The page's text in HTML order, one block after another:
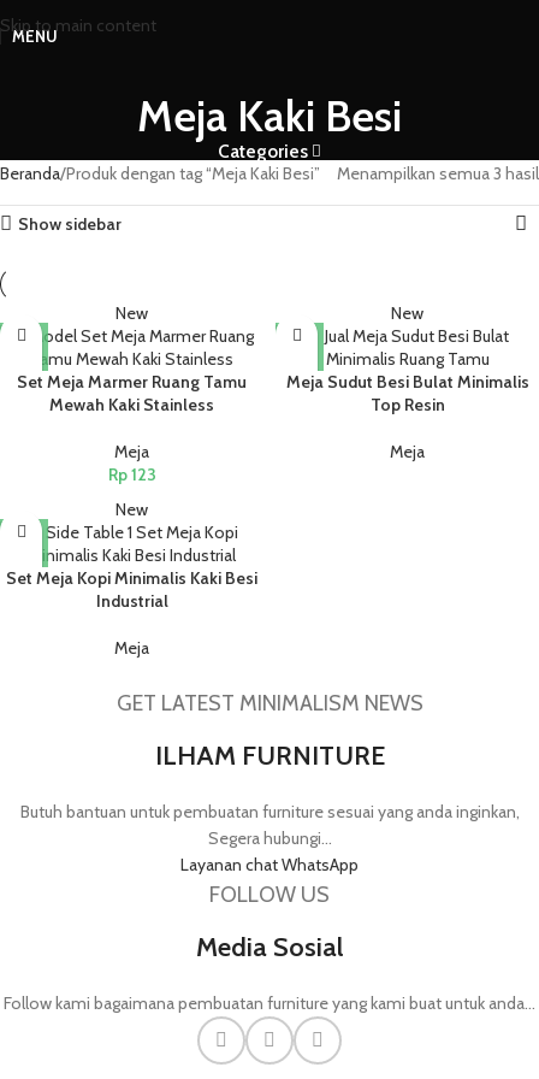
Skip to main content
MENU
Meja Kaki Besi
Categories
Beranda Produk dengan tag “Meja Kaki Besi” Menampilkan semua 3 hasil
Show sidebar
New
Set Meja Marmer Ruang Tamu
Mewah Kaki Stainless
Meja
Rp123
New
Meja Sudut Besi Bulat Minimalis
Top Resin
Meja
New
Set Meja Kopi Minimalis Kaki Besi
Industrial
Meja
GET LATEST MINIMALISM NEWS
ILHAM FURNITURE
Butuh bantuan untuk pembuatan furniture sesuai yang anda inginkan,
Segera hubungi...
Layanan chat WhatsApp
FOLLOW US
Media Sosial
Follow kami bagaimana pembuatan furniture yang kami buat untuk anda...